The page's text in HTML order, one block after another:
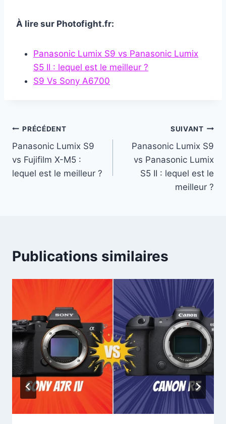
À lire sur Photofight.fr:
Panasonic Lumix S9 vs Panasonic Lumix
S5 II : lequel est le meilleur ?
S9 Vs Sony A6700
Navigation
de
l’article
PRÉCÉDENT
Panasonic Lumix S9
vs Fujifilm X-M5 :
lequel est le meilleur ?
SUIVANT
Panasonic Lumix S9
vs Panasonic Lumix
S5 II : lequel est le
meilleur ?
Publications similaires